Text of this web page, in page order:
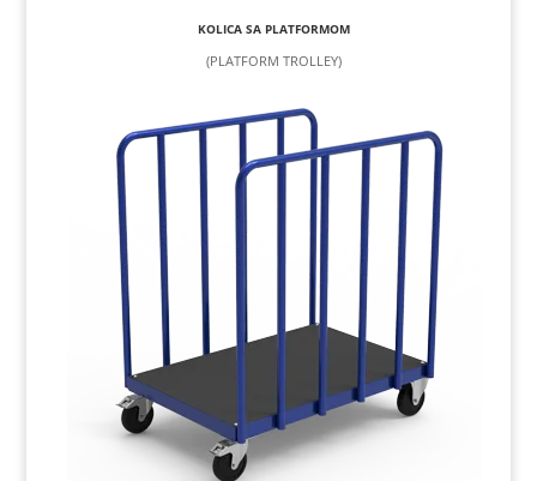
KOLICA SA PLATFORMOM
(PLATFORM TROLLEY)